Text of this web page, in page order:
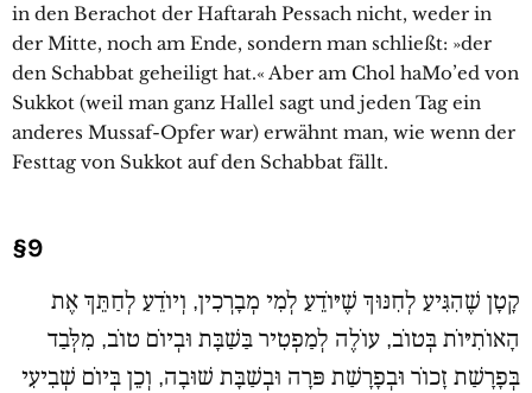
in den Berachot der Haftarah Pessach nicht, weder in
der Mitte, noch am Ende, sondern man schließt: »der
den Schabbat geheiligt hat.« Aber am Chol haMo’ed von
Sukkot (weil man ganz Hallel sagt und jeden Tag ein
anderes Mussaf-Opfer war) erwähnt man, wie wenn der
Festtag von Sukkot auf den Schabbat fällt.
§9
קָטָן שֶׁהִגִּיעַ לְחִנּוּךְ שֶׁיּוֹדֵעַ לְמִי מְבָרְכִין, וְיוֹדֵעַ לְחַתֵּךְ אֶת
הָאוֹתִיּוֹת בְּטוֹב, עוֹלֶה לְמַפְטִיר בַּשַׁבָּת וּבְיוֹם טוֹב, מִלְּבַד
בְּפָרָשַׁת זָכוֹר וּבְפָרָשַׁת פּרָה וּבְשַׁבָּת שׁוּבָה, וְכֵן בְּיוֹם שְׁבִיעִי